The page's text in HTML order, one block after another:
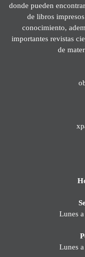
donde pueden
de libros
conocimiento,
importantes revistas
de
Lunes
Lunes